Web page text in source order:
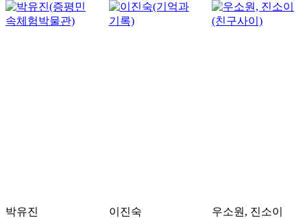
박유진
이진숙
우소원, 진소이